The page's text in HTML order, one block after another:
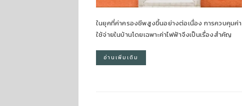
ในยุคที่ค่าครองชีพสูงขึ้นอย่างต่อเนื่อง การควบคุมค่า
ใช้จ่ายในบ้านโดยเฉพาะค่าไฟฟ้าจึงเป็นเรื่องสำคัญ
อ่านเพิ่มเติม